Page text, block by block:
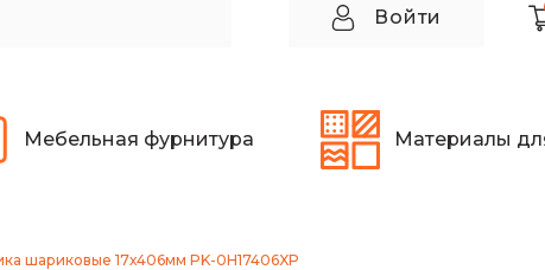
Войти
Мебельная фурнитура Материалы
шариковые 17х406мм PK-0H17406XP